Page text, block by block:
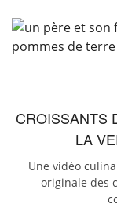
CROISSANTS
LA
Une vidéo
originale des